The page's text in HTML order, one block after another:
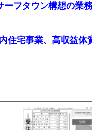
フタウン構想の業
住宅事業、高収益体